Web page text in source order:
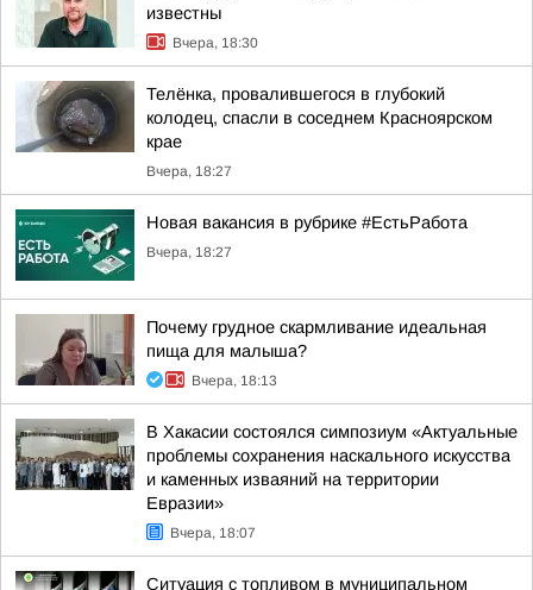
известны
Вчера, 18:30
Телёнка, провалившегося в глубокий
колодец, спасли в соседнем Красноярском
крае
Вчера, 18:27
Новая вакансия в рубрике #ЕстьРабота
Вчера, 18:27
Почему грудное скармливание идеальная
пища для малыша?
Вчера, 18:13
В Хакасии состоялся симпозиум «Актуальные
проблемы сохранения наскального искусства
и каменных изваяний на территории
Евразии»
Вчера, 18:07
Ситуация с топливом в муниципальном